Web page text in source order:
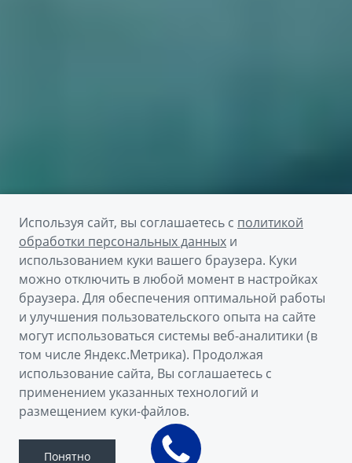
Используя сайт, вы соглашаетесь с политикой
обработки персональных данных и
использованием куки вашего браузера. Куки
можно отключить в любой момент в настройках
браузера. Для обеспечения оптимальной работы
и улучшения пользовательского опыта на сайте
могут использоваться системы веб-аналитики (в
том числе Яндекс.Метрика). Продолжая
использование сайта, Вы соглашаетесь с
применением указанных технологий и
размещением куки-файлов.
Понятно